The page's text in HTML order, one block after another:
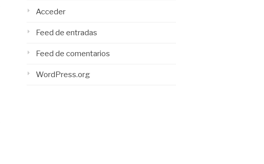
Acceder
Feed de entradas
Feed de comentarios
WordPress.org